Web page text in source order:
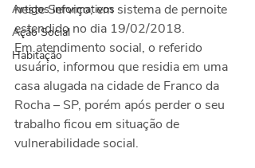
Artigos informativos
Ação Social
Habitação
neste Serviço, em sistema de pernoite
estendido no dia 19/02/2018.
Em atendimento social, o referido
usuário, informou que residia em uma
casa alugada na cidade de Franco da
Rocha – SP, porém após perder o seu
trabalho ficou em situação de
vulnerabilidade social.